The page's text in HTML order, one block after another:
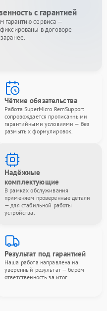
с гарантией
гарантию сервиса —
в договоре
Чёткие обязательства
Работа SuperMicro RemSupport
сопровождается прописанными
гарантийными условиями — без
размытых формулировок.
Надёжные
комплектующие
В рамках обслуживания
применяем проверенные детали
— для стабильной работы
устройства.
Результат под гарантией
Наша работа направлена на
уверенный результат — берём
ответственность за итог.